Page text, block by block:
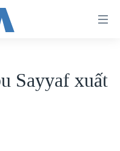
Sayyaf xuất